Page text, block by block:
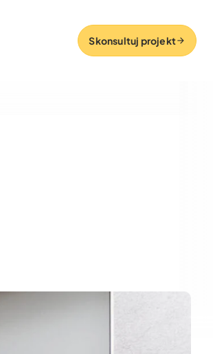
Skonsultuj projekt